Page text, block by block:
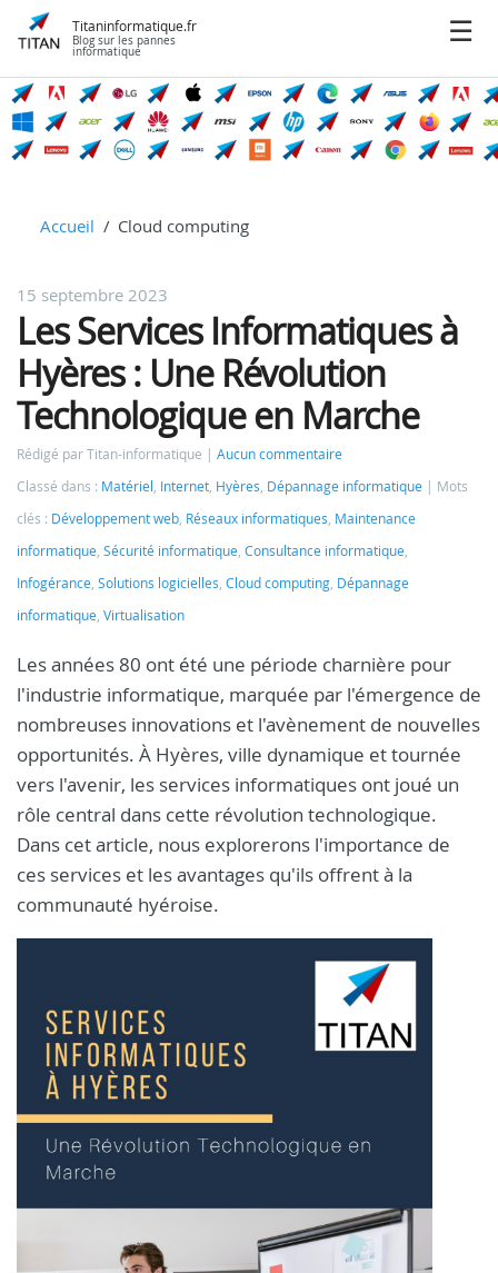
Titaninformatique.fr
Blog sur les pannes
informatique
Accueil Cloud computing
15 septembre 2023
Les Services Informatiques à
Hyères : Une Révolution
Technologique en Marche
Rédigé par Titan-informatique
Aucun commentaire
Classé dans : Matériel Internet Hyères Dépannage informatique
Mots
clés : Développement web Réseaux informatiques Maintenance
informatique Sécurité informatique Consultance informatique
Infogérance Solutions logicielles Cloud computing Dépannage
informatique Virtualisation
Les années 80 ont été une période charnière pour
l'industrie informatique, marquée par l'émergence de
nombreuses innovations et l'avènement de nouvelles
opportunités. À Hyères, ville dynamique et tournée
vers l'avenir, les services informatiques ont joué un
rôle central dans cette révolution technologique.
Dans cet article, nous explorerons l'importance de
ces services et les avantages qu'ils offrent à la
communauté hyéroise.